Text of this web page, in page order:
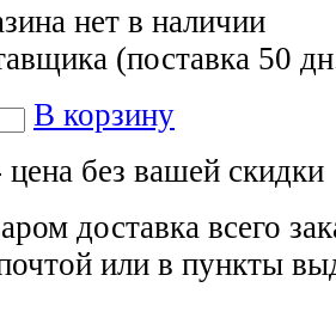
нет в наличии
(поставка 50
В корзину
без вашей скидки
доставка всего
или в пункты